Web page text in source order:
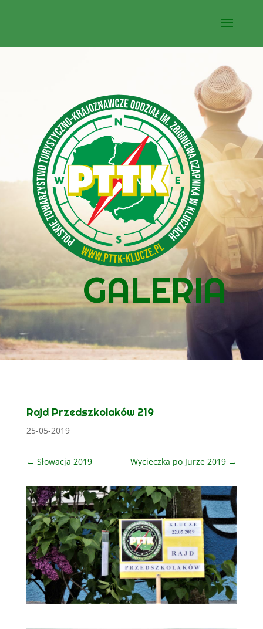
GALERIA
Rajd Przedszkolaków 219
25-05-2019
← Słowacja 2019 Wycieczka po Jurze 2019 →